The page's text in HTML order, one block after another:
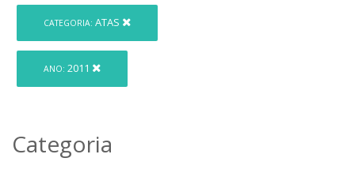
CATEGORIA: ATAS
ANO: 2011
Categoria